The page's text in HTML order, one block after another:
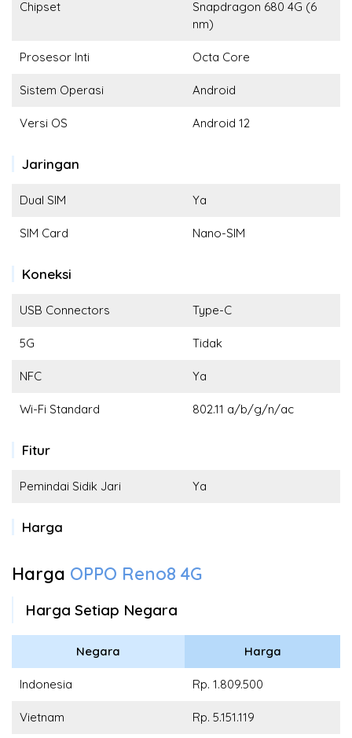
Chipset
Snapdragon 680 4G (6
nm)
Prosesor Inti Octa Core
Sistem Operasi Android
Versi OS Android 12
Jaringan
Dual SIM Ya
SIM Card Nano-SIM
Koneksi
USB Connectors Type-C
5G Tidak
NFC Ya
Wi-Fi Standard 802.11 a/b/g/n/ac
Fitur
Pemindai Sidik Jari Ya
Harga
Harga OPPO Reno8 4G
Harga Setiap Negara
Negara Harga
Indonesia Rp. 1.809.500
Vietnam Rp. 5.151.119